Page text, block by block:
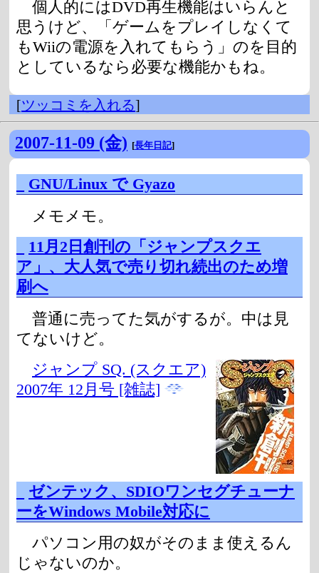
個人的にはDVD再生機能はいらんと
思うけど、「ゲームをプレイしなくて
もWiiの電源を入れてもらう」のを目的
としているなら必要な機能かもね。
[ツッコミを入れる]
2007-11-09 (金) [長年日記]
GNU/Linux で Gyazo
メモメモ。
11月2日創刊の「ジャンプスクエ
ア」、大人気で売り切れ続出のため増
刷へ
普通に売ってた気がするが。中は見
てないけど。
ジャンプ SQ. (スクエア)
2007年 12月号 [雑誌]
ゼンテック、SDIOワンセグチューナ
ーをWindows Mobile対応に
パソコン用の奴がそのまま使えるん
じゃないのか。